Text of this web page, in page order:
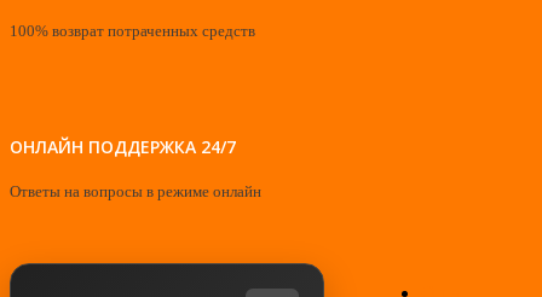
100% возврат потраченных средств
ОНЛАЙН ПОДДЕРЖКА 24/7
Ответы на вопросы в режиме онлайн